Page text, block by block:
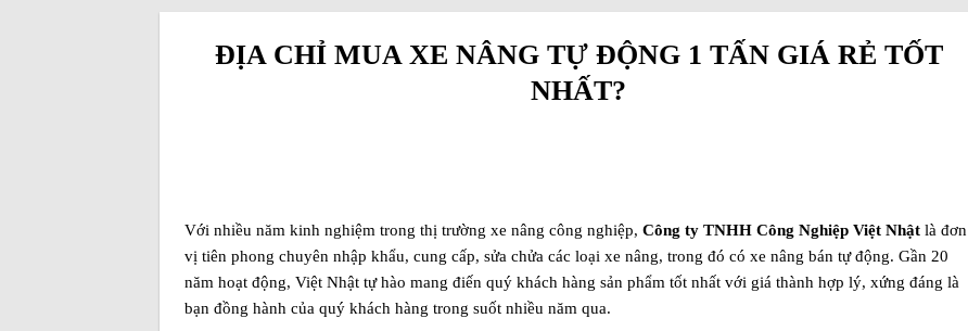
ĐỊA CHỈ MUA XE NÂNG TỰ ĐỘNG 1 TẤN GIÁ RẺ TỐT
NHẤT?
Với nhiều năm kinh nghiệm trong thị trường xe nâng công nghiệp, Công ty TNHH Công Nghiệp Việt Nhật là đơn
vị tiên phong chuyên nhập khẩu, cung cấp, sửa chửa các loại xe nâng, trong đó có xe nâng bán tự động. Gần 20
năm hoạt động, Việt Nhật tự hào mang điến quý khách hàng sản phẩm tốt nhất với giá thành hợp lý, xứng đáng là
bạn đồng hành của quý khách hàng trong suốt nhiều năm qua.